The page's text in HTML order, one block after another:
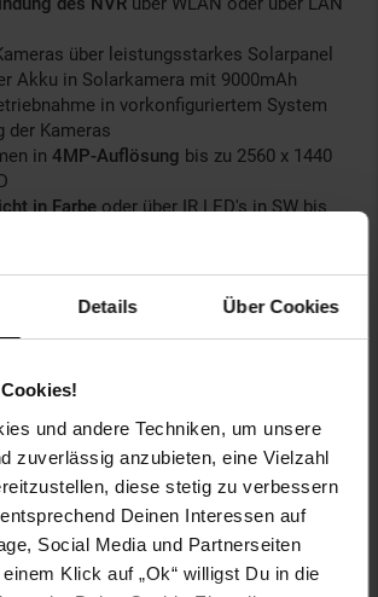
Details Über Cookies
und andere Techniken, um unsere
zuverlässig anzubieten, eine Vielzahl
diese stetig zu verbessern
Deinen Interessen auf
Social Media und Partnerseiten
Klick auf „Ok“ willigst Du in die
über leistungsstarkes Solarpanel
Akku in Solarkamera mit 9000mAh
in vorkonfiguriertem System
der Kameras
in 4MP-Auflösung bis zu 2560 x 1440
in Farbeoder über IR LED's in SW bis
Überwachungsbereichen
NVR Systems auf bis zu 10 Kameras
Android™ Smartphones
CMS Software"EseeCloud" für die
das Abspielen der Aufnahmen
überall
per Pushnachricht und E-Mails bei
bei einer Bewegung